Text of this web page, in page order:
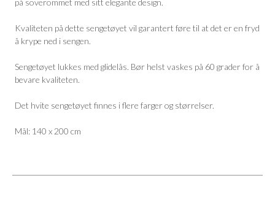
på soverommet med sitt elegante design.
Kvaliteten på dette sengetøyet vil garantert føre til at det er en fryd
å krype ned i sengen.
Sengetøyet lukkes med glidelås. Bør helst vaskes på 60 grader for å
bevare kvaliteten.
Det hvite sengetøyet finnes i flere farger og størrelser.
Mål: 140 x 200 cm